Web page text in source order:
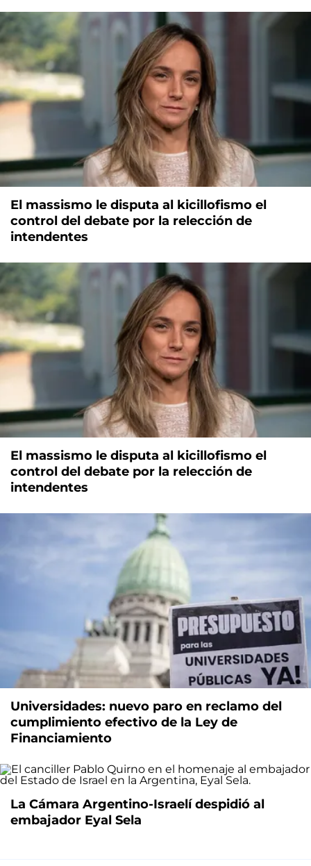
El massismo le disputa al kicillofismo el
control del debate por la relección de
intendentes
El massismo le disputa al kicillofismo el
control del debate por la relección de
intendentes
Universidades: nuevo paro en reclamo del
cumplimiento efectivo de la Ley de
Financiamiento
La Cámara Argentino-Israelí despidió al
embajador Eyal Sela